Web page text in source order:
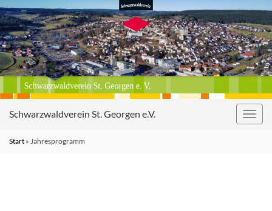
Schwarzwaldverein St. Georgen e.V.
Start » Jahresprogramm